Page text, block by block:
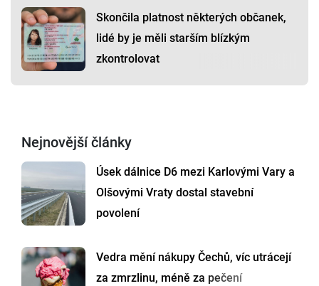
Skončila platnost některých občanek,
lidé by je měli starším blízkým
zkontrolovat
Nejnovější články
Úsek dálnice D6 mezi Karlovými Vary a
Olšovými Vraty dostal stavební
povolení
Vedra mění nákupy Čechů, víc utrácejí
za zmrzlinu, méně za pečení